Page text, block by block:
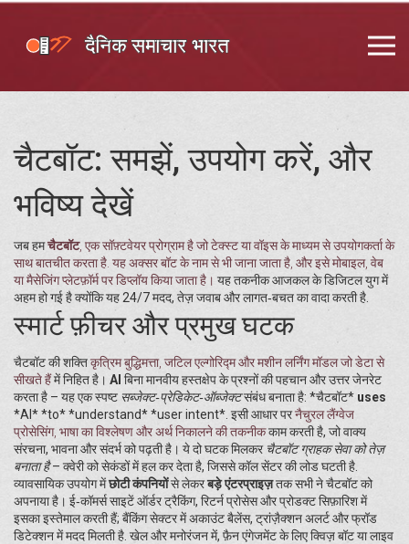
चैटबॉट: समझें, उपयोग करें, और
भविष्य देखें
जब हमचैटबॉट, एक सॉफ़्टवेयर प्रोग्राम है जो टेक्स्ट या वॉइस के माध्यम से उपयोगकर्ता के
साथ बातचीत करता है . यह अक्सरबॉटके नाम से भी जाना जाता है, और इसे मोबाइल, वेब
या मैसेजिंग प्लेटफ़ॉर्म पर डिप्लॉय किया जाता है। यह तकनीक आजकल के डिजिटल युग में
अहम हो गई है क्योंकि यह 24/7 मदद, तेज़ जवाब और लागत‑बचत का वादा करती है.
स्मार्ट फ़ीचर और प्रमुख घटक
चैटबॉट की शक्तिकृत्रिम बुद्धिमत्ता, जटिल एल्गोरिद्म और मशीन लर्निंग मॉडल जो डेटा से
सीखते हैंमें निहित है। AI बिना मानवीय हस्तक्षेप के प्रश्नों की पहचान और उत्तर जेनरेट
करता है – यह एक स्पष्ट सब्जेक्ट‑प्रेडिकेट‑ऑब्जेक्टसंबंध बनाता है: *चैटबॉट* uses
*AI* *to* *understand* *user intent*. इसी आधार परनैचुरल लैंग्वेज
प्रोसेसिंग, भाषा का विश्लेषण और अर्थ निकालने की तकनीककाम करती है, जो वाक्य
संरचना, भावना और संदर्भ को पढ़ती है। ये दो घटक मिलकर चैटबॉट ग्राहक सेवा को तेज़
बनाता है– क्वेरी को सेकंडों में हल कर देता है, जिससे कॉल सेंटर की लोड घटती है.
व्यावसायिक उपयोग मेंछोटी कंपनियोंसे लेकरबड़े एंटरप्राइज़तक सभी ने चैटबॉट को
अपनाया है। ई‑कॉमर्स साइटें ऑर्डर ट्रैकिंग, रिटर्न प्रोसेस और प्रोडक्ट सिफ़ारिश में
इसका इस्तेमाल करती हैं; बैंकिंग सेक्टर में अकाउंट बैलेंस, ट्रांज़ैक्शन अलर्ट और फ्रॉड
डिटेक्शन में मदद मिलती है. खेल और मनोरंजन में, फ़ैन एंगेजमेंट के लिए क्विज़ बॉट या लाइव